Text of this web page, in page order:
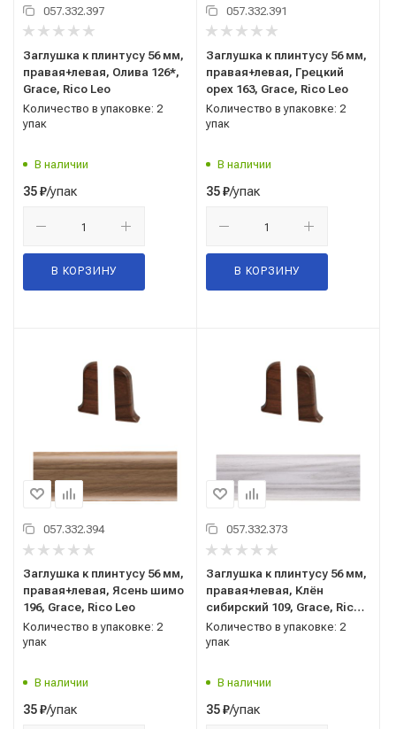
057.332.397
Заглушка к плинтусу 56 мм,
правая+левая, Олива 126*,
Grace, Rico Leo
Количество в упаковке: 2
упак
В наличии
35₽/упак
В КОРЗИНУ
057.332.391
Заглушка к плинтусу 56 мм,
правая+левая, Грецкий
орех 163, Grace, Rico Leo
Количество в упаковке: 2
упак
В наличии
35₽/упак
В КОРЗИНУ
057.332.394
Заглушка к плинтусу 56 мм,
правая+левая, Ясень шимо
196, Grace, Rico Leo
Количество в упаковке: 2
упак
В наличии
35₽/упак
057.332.373
Заглушка к плинтусу 56 мм,
правая+левая, Клён
сибирский 109, Grace, Rico
Leo
Количество в упаковке: 2
упак
В наличии
35₽/упак